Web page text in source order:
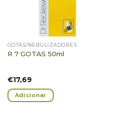
GOTAS/NEBULIZADORES
R 7 GOTAS 50ml
€17,69
Adicionar